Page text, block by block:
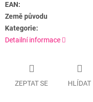
EAN:
Země původu
Kategorie:
Detailní informace
ZEPTAT SE HLÍDAT